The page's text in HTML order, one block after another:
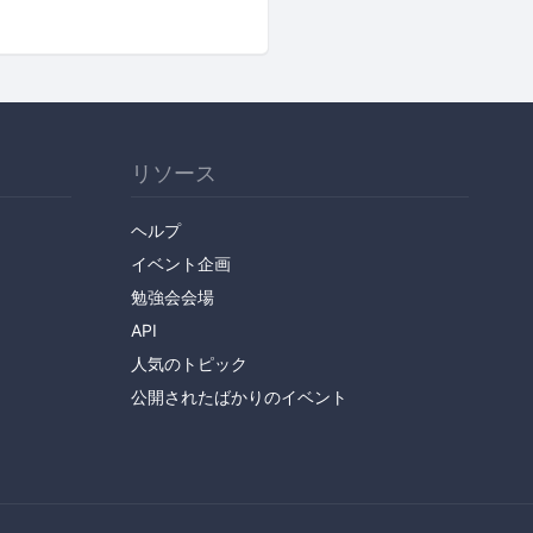
リソース
ヘルプ
イベント企画
勉強会会場
API
人気のトピック
公開されたばかりのイベント